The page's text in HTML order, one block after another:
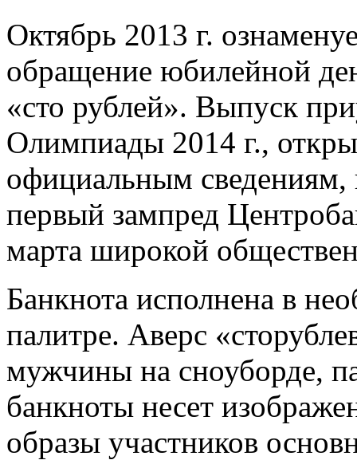
Октябрь 2013 г.
обращение юбилейной
«сто рублей». Выпуск
Олимпиады 2014 г.,
официальным сведениям,
первый зампред
марта широкой
Банкнота исполнена в
палитре. Аверс
мужчины на сноуборде,
банкноты несет
образы участников